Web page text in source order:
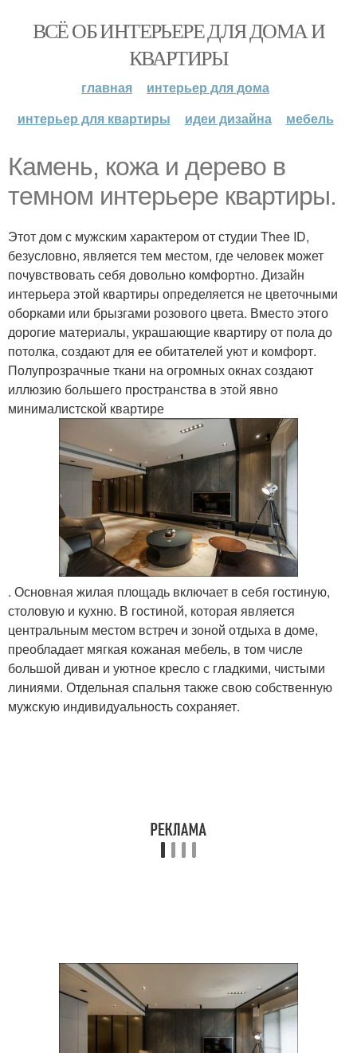
ВСЁ ОБ ИНТЕРЬЕРЕ ДЛЯ ДОМА И
КВАРТИРЫ
главная
интерьер для дома
интерьер для квартиры
идеи дизайна мебель
Камень, кожа и дерево в
темном интерьере квартиры.
Этот дом с мужским характером от студии Thee ID,
безусловно, является тем местом, где человек может
почувствовать себя довольно комфортно. Дизайн
интерьера этой квартиры определяется не цветочными
оборками или брызгами розового цвета. Вместо этого
дорогие материалы, украшающие квартиру от пола до
потолка, создают для ее обитателей уют и комфорт.
Полупрозрачные ткани на огромных окнах создают
иллюзию большего пространства в этой явно
минималистской квартире
. Основная жилая площадь включает в себя гостиную,
столовую и кухню. В гостиной, которая является
центральным местом встреч и зоной отдыха в доме,
преобладает мягкая кожаная мебель, в том числе
большой диван и уютное кресло с гладкими, чистыми
линиями. Отдельная спальня также свою собственную
мужскую индивидуальность сохраняет.